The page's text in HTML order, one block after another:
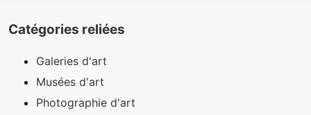
Catégories reliées
Galeries d'art
Musées d'art
Photographie d'art